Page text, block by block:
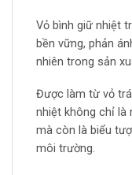
Vỏ bình giữ nhiệt
bền vững, phản
nhiên trong sản
Được làm từ vỏ
nhiệt không chỉ là
mà còn là biểu
môi trường.